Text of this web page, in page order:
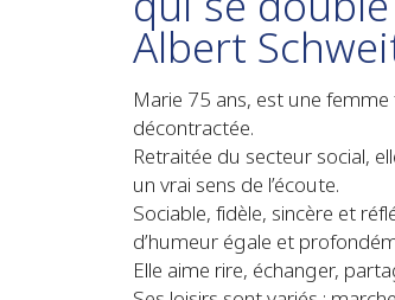
Albert
Marie 75 ans, est une
décontractée.
Retraitée du secteur social,
un vrai sens de l’écoute.
Sociable, fidèle, sincère et
d’humeur égale et
Elle aime rire, échanger,